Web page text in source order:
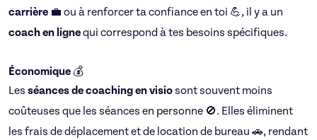
carrière 💼 ou à renforcer ta confiance en toi 💪, il y a un
coach en lignequi correspond à tes besoins spécifiques.
Économique 💰
Les séances de coaching en visiosont souvent moins
coûteuses que les séances en personne 🚫. Elles éliminent
les frais de déplacement et de location de bureau 🚗, rendant